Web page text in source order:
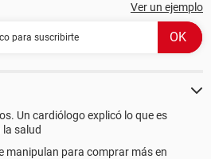
Ver un ejemplo
Un cardiólogo explicó lo que es
salud
manipulan para comprar más en